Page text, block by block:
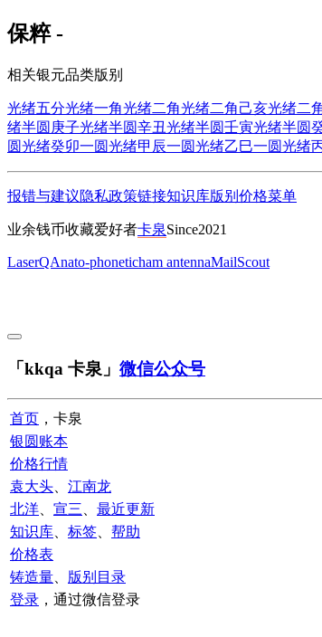
保粹 -
相关银元品类版别
光绪五分光绪一角光绪二角光绪二角己亥光绪二
绪半圆庚子光绪半圆辛丑光绪半圆壬寅光绪半圆
圆光绪癸卯一圆光绪甲辰一圆光绪乙巳一圆光绪
报错与建议隐私政策链接知识库版别 价格菜单
业余钱币收藏爱好者卡泉Since2021
LaserQAnato-phoneticham antennaMailScout
「kkqa 卡泉」 微信公众号
首页 ，卡泉
银圆账本
价格行情
袁大头
江南龙
北洋
宣三
最近更新
知识库
标签
帮助
价格表
铸造量
版别目录
登录 ，通过微信登录